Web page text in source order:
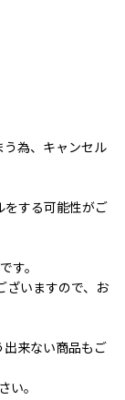
う為、キャンセル
をする可能性がご
す。
ざいますので、お
出来ない商品もご
い。